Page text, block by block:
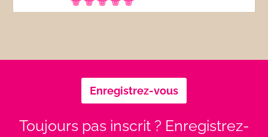
Enregistrez-vous
Toujours pas inscrit ? Enregistrez-